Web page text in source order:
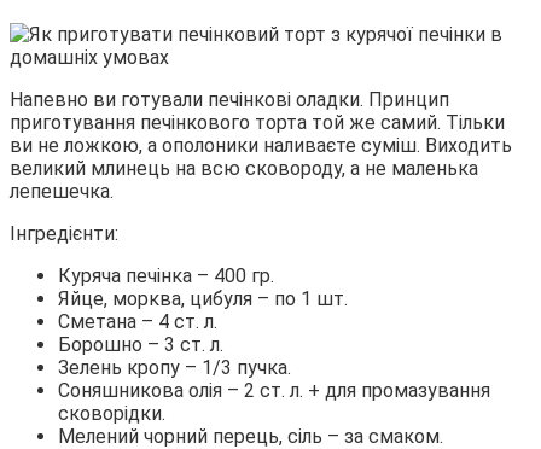
Напевно ви готували печінкові оладки. Принцип
приготування печінкового торта той же самий. Тільки
ви не ложкою, а ополоники наливаєте суміш. Виходить
великий млинець на всю сковороду, а не маленька
лепешечка.
Інгредієнти:
Куряча печінка – 400 гр.
Яйце, морква, цибуля – по 1 шт.
Сметана – 4 ст. л.
Борошно – 3 ст. л.
Зелень кропу – 1/3 пучка.
Соняшникова олія – 2 ст. л. + для промазування
сковорідки.
Мелений чорний перець, сіль – за смаком.